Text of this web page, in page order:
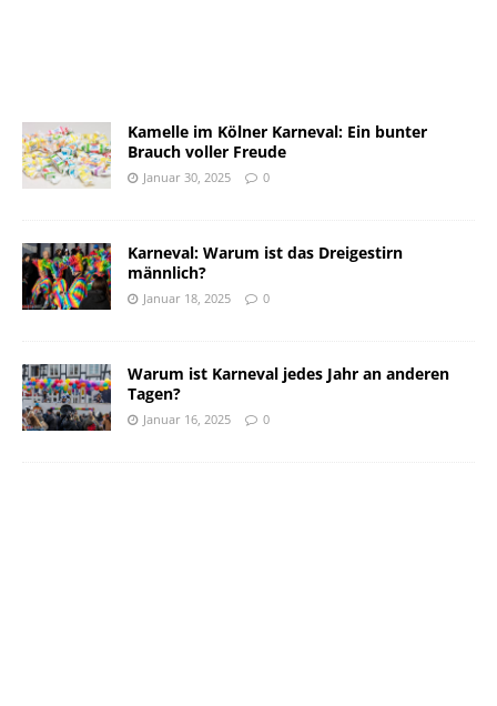
Kamelle im Kölner Karneval: Ein bunter
Brauch voller Freude
Januar 30, 2025 0
Karneval: Warum ist das Dreigestirn
männlich?
Januar 18, 2025 0
Warum ist Karneval jedes Jahr an anderen
Tagen?
Januar 16, 2025 0